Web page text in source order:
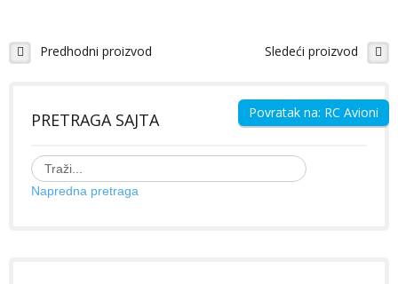
Galerija Slika
Ribolovački brodovi
KONTAKT
Predhodni proizvod Sledeći proizvod
Povratak na: RC Avioni
PRETRAGA SAJTA
Napredna pretraga